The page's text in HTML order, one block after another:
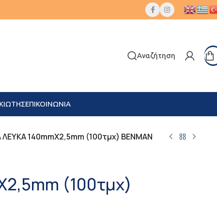
Αναζήτηση
ΕΠΙΚΟΙΝΩΝΙΑ
140mmX2,5mm (100τμχ) BENMAN
(100τμχ)